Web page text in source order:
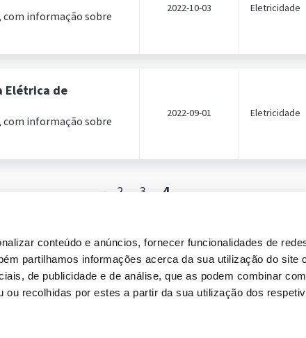
conteúdo e anúncios, fornecer funcionalidades de
partilhamos informações acerca da sua utilização do site
de publicidade e de análise, que as podem combinar
ou recolhidas por estes a partir da sua utilização dos
com informação sobre
2022-10-03 Eletricidade
Elétrica de
com informação sobre
2022-09-01 Eletricidade
2 3 4
API